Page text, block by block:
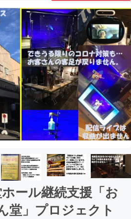
ール継続支援「お
堂」プロジェクト